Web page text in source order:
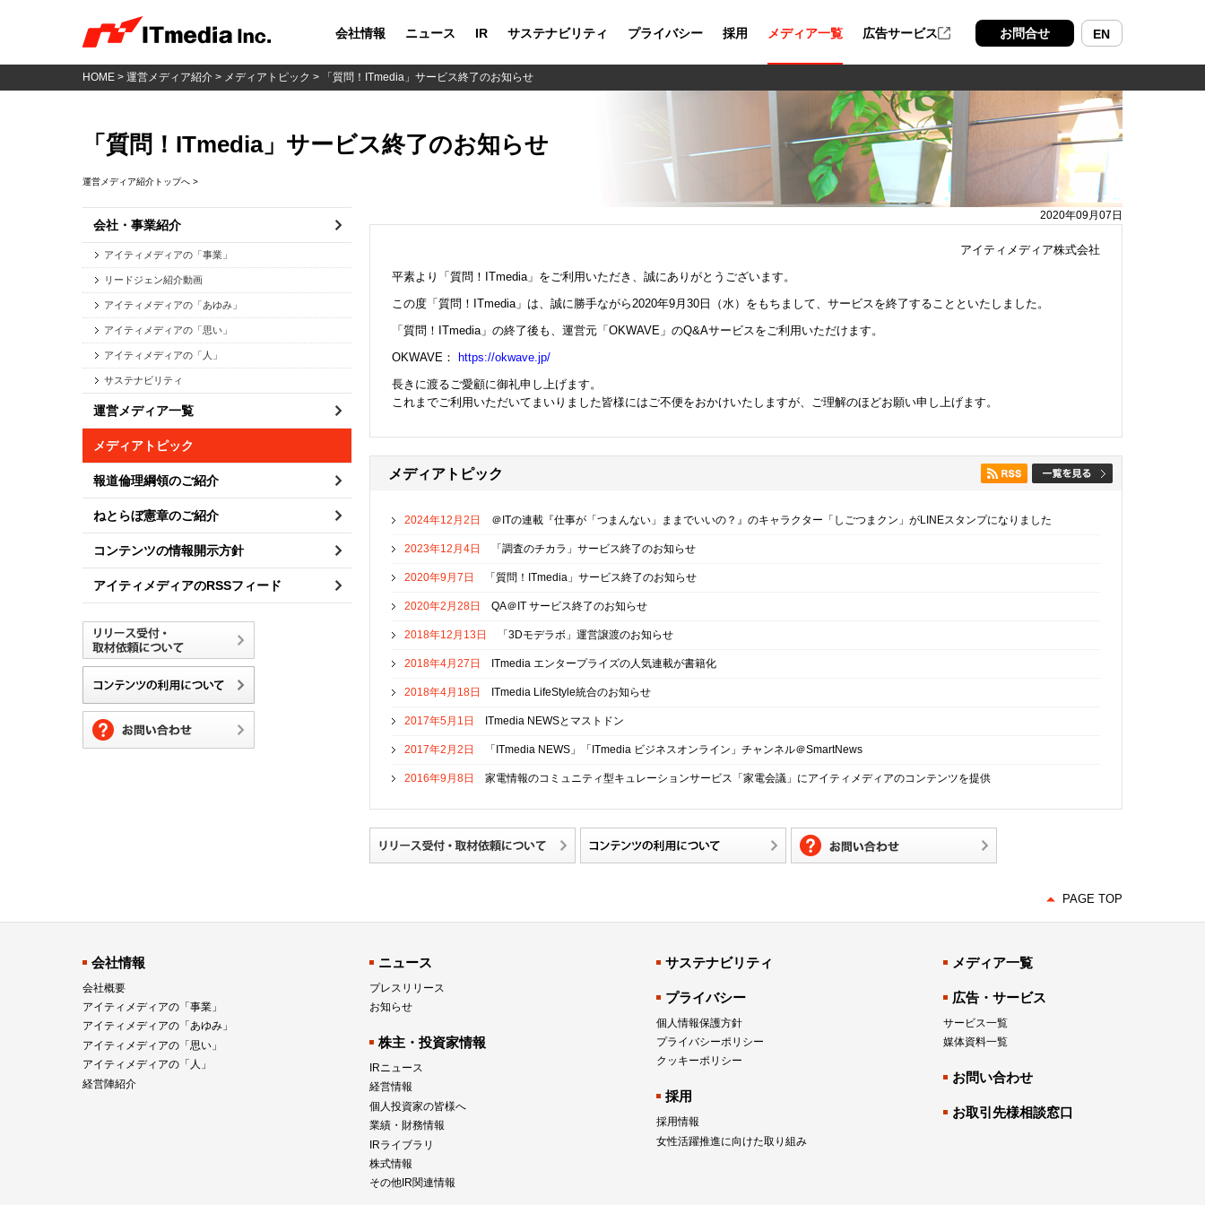
会社情報 ニュース IR サステナビリティ プライバシー 採用 メディア一覧 広告サービス お問合せ EN
HOME > 運営メディア紹介 > メディアトピック > 「質問！ITmedia」サービス終了のお知らせ
「質問！ITmedia」サービス終了のお知らせ
運営メディア紹介トップへ >
2020年09月07日
アイティメディア株式会社
平素より「質問！ITmedia」をご利用いただき、誠にありがとうございます。
この度「質問！ITmedia」は、誠に勝手ながら2020年9月30日（水）をもちまして、サービスを終了することといたしました。
「質問！ITmedia」の終了後も、運営元「OKWAVE」のQ&Aサービスをご利用いただけます。
OKWAVE： https://okwave.jp/
長きに渡るご愛顧に御礼申し上げます。
これまでご利用いただいてまいりました皆様にはご不便をおかけいたしますが、ご理解のほどお願い申し上げます。
メディアトピック
2024年12月2日 ＠ITの連載『仕事が「つまんない」ままでいいの？』のキャラクター「しごつまクン」がLINEスタンプになりました
2023年12月4日 「調査のチカラ」サービス終了のお知らせ
2020年9月7日 「質問！ITmedia」サービス終了のお知らせ
2020年2月28日 QA＠IT サービス終了のお知らせ
2018年12月13日 「3Dモデラボ」運営譲渡のお知らせ
2018年4月27日 ITmedia エンタープライズの人気連載が書籍化
2018年4月18日 ITmedia LifeStyle統合のお知らせ
2017年5月1日 ITmedia NEWSとマストドン
2017年2月2日 「ITmedia NEWS」「ITmedia ビジネスオンライン」チャンネル＠SmartNews
2016年9月8日 家電情報のコミュニティ型キュレーションサービス「家電会議」にアイティメディアのコンテンツを提供
会社・事業紹介
アイティメディアの「事業」
リードジェン紹介動画
アイティメディアの「あゆみ」
アイティメディアの「思い」
アイティメディアの「人」
サステナビリティ
運営メディア一覧
メディアトピック
報道倫理綱領のご紹介
ねとらぼ憲章のご紹介
コンテンツの情報開示方針
アイティメディアのRSSフィード
PAGE TOP
会社情報
会社概要
アイティメディアの「事業」
アイティメディアの「あゆみ」
アイティメディアの「思い」
アイティメディアの「人」
経営陣紹介
ニュース
プレスリリース
お知らせ
株主・投資家情報
IRニュース
経営情報
個人投資家の皆様へ
業績・財務情報
IRライブラリ
株式情報
その他IR関連情報
サステナビリティ
プライバシー
個人情報保護方針
プライバシーポリシー
クッキーポリシー
採用
採用情報
女性活躍推進に向けた取り組み
メディア一覧
広告・サービス
サービス一覧
媒体資料一覧
お問い合わせ
お取引先様相談窓口